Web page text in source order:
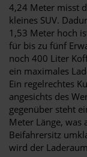
4,24 Meter misst
kleines SUV.
1,53 Meter hoch
für bis zu fünf
noch 400 Liter
ein maximales
Ein regelrechtes
angesichts des
gegenüber steht
Meter Länge, was
Beifahrersitz
wird der